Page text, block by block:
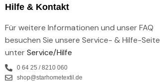
Hilfe & Kontakt
Für weitere Informationen und unser FAQ
besuchen Sie unsere Service- & Hilfe-Seite
unterService/Hilfe
0 64 25 / 8210 060
shop@starhometextil.de